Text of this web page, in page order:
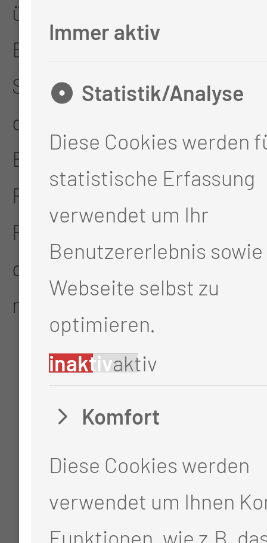
über insgesamt 40
Behandlungsplätze plus 45
Sitz- und Liegeplätze in
der Holding Area. Eine
Behandlung von 50
Patientinnen und
Patienten gleichzeitig ist
damit theoretisch
möglich.
Immer aktiv
Statistik/Analyse
Diese Cookies werden
statistische Erfassung
verwendet um Ihr
Benutzererlebnis
Webseite selbst zu
optimieren.
inaktivaktiv
Komfort
Diese Cookies werden
verwendet um Ihnen
Funktionen, wie z.B.